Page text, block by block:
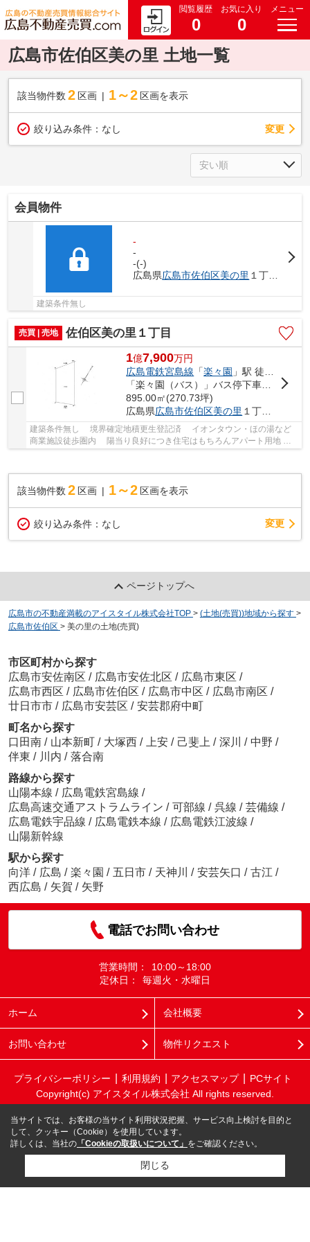
閲覧履歴
0
お気に入り
0
メニュー
広島市佐伯区美の里 土地一覧
該当物件数 2 区画 1～2 区画を表示
絞り込み条件： なし 変更
会員物件
-
-
-(-)
広島県広島市佐伯区美の里 １丁目1-
建築条件無し
売買 | 売地 佐伯区美の里１丁目
1億7,900万円
広島電鉄宮島線 「楽々園 」駅 徒歩10分
「楽々園（バス）」バス停下車 徒歩8分
895.00㎡(270.73坪)
広島県広島市佐伯区美の里 １丁目8-
建築条件無し 境界確定地積更生登記済 イオンタウン・ほの湯など
商業施設徒歩圏内 陽当り良好につき住宅はもちろんアパート用地 マ
該当物件数 2 区画 1～2 区画を表示
絞り込み条件： なし 変更
ページトップへ
広島市の不動産満載のアイスタイル株式会社TOP > (土地(売買))地域から探す >
広島市佐伯区 > 美の里の土地(売買)
市区町村から探す
広島市安佐南区 / 広島市安佐北区 / 広島市東区 /
広島市西区 / 広島市佐伯区 / 広島市中区 / 広島市南区 /
廿日市市 / 広島市安芸区 / 安芸郡府中町
町名から探す
口田南 / 山本新町 / 大塚西 / 上安 / 己斐上 / 深川 / 中野 /
伴東 / 川内 / 落合南
路線から探す
山陽本線 / 広島電鉄宮島線 /
広島高速交通アストラムライン / 可部線 / 呉線 / 芸備線 /
広島電鉄宇品線 / 広島電鉄本線 / 広島電鉄江波線 /
山陽新幹線
駅から探す
向洋 / 広島 / 楽々園 / 五日市 / 天神川 / 安芸矢口 / 古江 /
西広島 / 矢賀 / 矢野
電話でお問い合わせ
営業時間：
10:00～18:00
定休日：
毎週火・水曜日
ホーム 会社概要
お問い合わせ 物件リクエスト
プライバシーポリシー 利用規約 アクセスマップ
PCサイト
Copyright(c) アイスタイル株式会社 All rights reserved.
当サイトでは、お客様の当サイト利用状況把握、サービス向上検討を目的と
して、クッキー（Cookie）を使用しています。
詳しくは、当社の 「Cookieの取扱いについて」 をご確認ください。
閉じる